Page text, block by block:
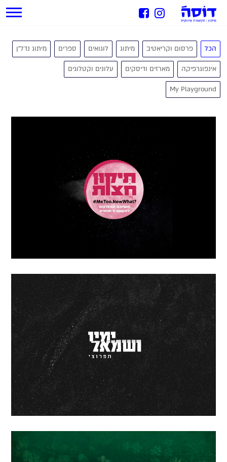
הכל פרסום וקריאטיב מיתוג לוגואים ספרים מיתוג נדל״ן
אינפוגרפיקה מארזים ודיסקים עלונים וקטלוגים
My Playground